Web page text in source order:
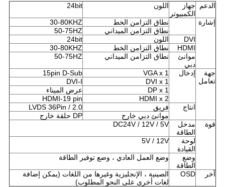
الدعم
جهاز
الكمبيوتر
اللون 24bit
إشارة نطاق التزامن الخط
30-80KHZ
نطاق التزامن الميداني
50-75HZ
DVI
اللون
24bit
HDMI
نطاق التزامن الخط
30-80KHZ
موانئ
دبي
نطاق التزامن الميداني 50-75HZ
جهة
تعامل
إدخال VGA x 1
15pin D-Sub
DVI x 1
DVI-I
DP x 1
عرض الميناء
HDMI x 2
HDMI-19 pin
انتاج
فريق
LVDS 36Pin / 2.0
موانئ دبي خارج
DP حلقة خارج
قوة
مدخل
الطاقة
DC24V / 12V / 5V
لوحة
القيادة
5V / 12V
وضع
الطاقة
وضع العمل العادي ، وضع توفير الطاقة
آخر OSD
الصينية ، الإنجليزية وغيرها من اللغات (يمكن إضافة
لغات أخرى على النحو المطلوب)